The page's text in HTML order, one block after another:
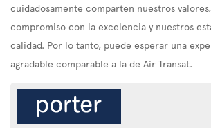
cuidadosamente comparten nuestros
compromiso con la excelencia y nuestros
calidad. Por lo tanto, puede esperar una
agradable comparable a la de Air Transat.